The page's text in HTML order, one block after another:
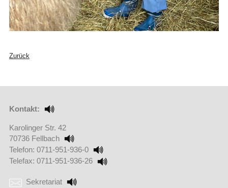
Zurück
Kontakt:
Karolinger Str. 42
70736 Fellbach
Telefon: 0711-951-936-0
Telefax: 0711-951-936-26
Sekretariat